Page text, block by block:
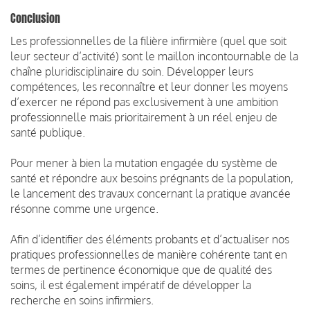
Conclusion
Les professionnelles de la filière infirmière (quel que soit
leur secteur d’activité) sont le maillon incontournable de la
chaîne pluridisciplinaire du soin. Développer leurs
compétences, les reconnaître et leur donner les moyens
d’exercer ne répond pas exclusivement à une ambition
professionnelle mais prioritairement à un réel enjeu de
santé publique.
Pour mener à bien la mutation engagée du système de
santé et répondre aux besoins prégnants de la population,
le lancement des travaux concernant la pratique avancée
résonne comme une urgence.
Afin d’identifier des éléments probants et d’actualiser nos
pratiques professionnelles de manière cohérente tant en
termes de pertinence économique que de qualité des
soins, il est également impératif de développer la
recherche en soins infirmiers.